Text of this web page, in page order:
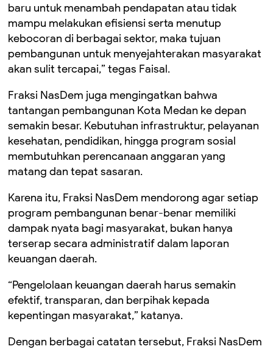
baru untuk menambah pendapatan atau tidak
mampu melakukan efisiensi serta menutup
kebocoran di berbagai sektor, maka tujuan
pembangunan untuk menyejahterakan masyarakat
akan sulit tercapai,” tegas Faisal.
Fraksi NasDem juga mengingatkan bahwa
tantangan pembangunan Kota Medan ke depan
semakin besar. Kebutuhan infrastruktur, pelayanan
kesehatan, pendidikan, hingga program sosial
membutuhkan perencanaan anggaran yang
matang dan tepat sasaran.
Karena itu, Fraksi NasDem mendorong agar setiap
program pembangunan benar-benar memiliki
dampak nyata bagi masyarakat, bukan hanya
terserap secara administratif dalam laporan
keuangan daerah.
“Pengelolaan keuangan daerah harus semakin
efektif, transparan, dan berpihak kepada
kepentingan masyarakat,” katanya.
Dengan berbagai catatan tersebut, Fraksi NasDem